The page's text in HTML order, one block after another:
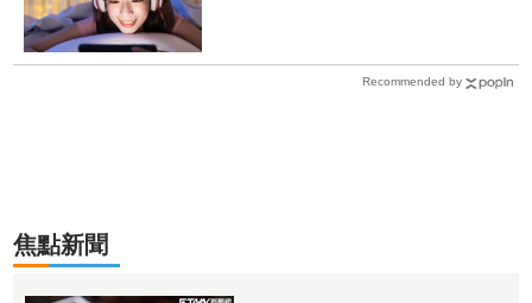
Recommended by
焦點新聞